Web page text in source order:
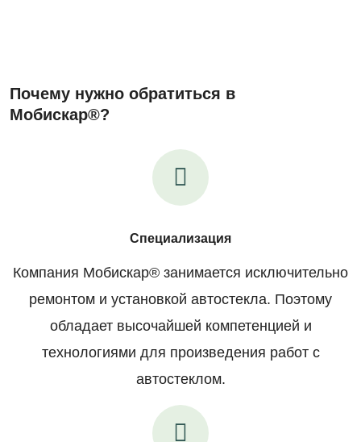
Почему нужно обратиться в
Мобискар®?
Специализация
Компания Мобискар® занимается исключительно
ремонтом и установкой автостекла. Поэтому
обладает высочайшей компетенцией и
технологиями для произведения работ с
автостеклом.